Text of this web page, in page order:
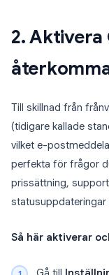
2.
Till skillnad från
(tidigare kallade
vilket e-
perfekta för frågor
prissättning,
Så här aktiverar